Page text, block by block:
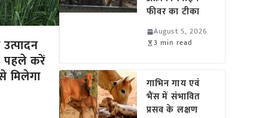
पहले करें
मिलेगा
फीवर का टीका
August 5, 2026
3 min read
गाभिन गाय एवं
भैंस में संभावित
प्रसव के लक्षण